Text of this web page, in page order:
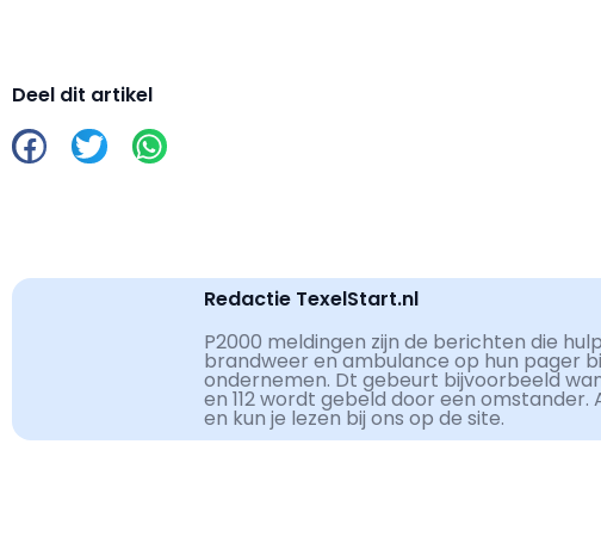
Deel dit artikel
Redactie TexelStart.nl
P2000 meldingen zijn de berichten die
brandweer en ambulance op hun pager
ondernemen. Dt gebeurt bijvoorbeeld
en 112 wordt gebeld door een
en kun je lezen bij ons op de site.